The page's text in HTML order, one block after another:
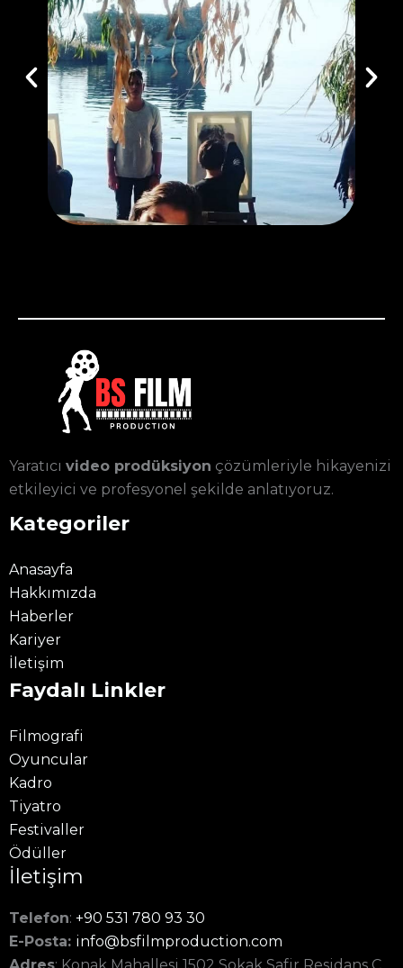
Yaratıcı video prodüksiyon çözümleriyle hikayenizi
etkileyici ve profesyonel şekilde anlatıyoruz.
Kategoriler
Anasayfa
Hakkımızda
Haberler
Kariyer
İletişim
Faydalı Linkler
Filmografi
Oyuncular
Kadro
Tiyatro
Festivaller
Ödüller
İletişim
Telefon: +90 531 780 93 30
E-Posta: info@bsfilmproduction.com